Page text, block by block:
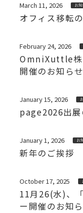
March 11, 2026 お
オフィス移転
February 24, 2026
OmniXuttle株
開催のお知らせ
January 15, 2026
page2026出
January 1, 2026 お
新年のご挨拶
October 17, 2025
11月26(水)、
ー開催のお知